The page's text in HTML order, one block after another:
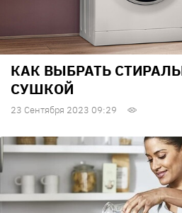
КАК ВЫБРАТЬ
СУШКОЙ
23 Сентября 2023 09:29